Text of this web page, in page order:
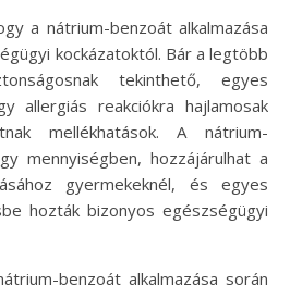
a nátrium-benzoát alkalmazása
kockázatoktól. Bár a legtöbb
tekinthető, egyes
allergiás reakciókra hajlamosak
mellékhatások. A nátrium-
mennyiségben, hozzájárulhat a
gyermekeknél, és egyes
hozták bizonyos egészségügyi
benzoát alkalmazása során